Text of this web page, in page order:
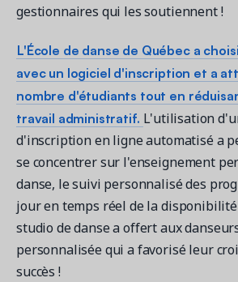
gestionnaires qui les soutiennent !
L'École de danse de Québec a
avec un logiciel d'inscription et a
nombre d'étudiants tout en
travail administratif. L'utilisation
d'inscription en ligne automatisé a
se concentrer sur l'enseignement
danse, le suivi personnalisé des
jour en temps réel de la disponibilité
studio de danse a offert aux
personnalisée qui a favorisé leur
succès !